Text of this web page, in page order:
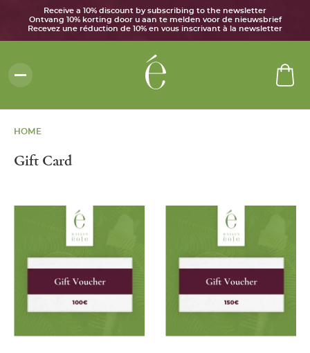
Receive a 10% discount by subscribing to the newsletter
Ontvang 10% korting door u aan te melden voor de nieuwsbrief
Recevez une réduction de 10% en vous inscrivant à la newsletter
HOME
Gift Card